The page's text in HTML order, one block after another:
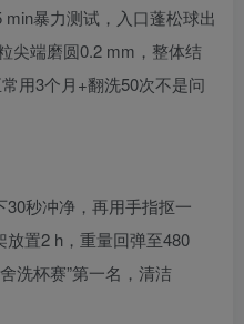
暴力测试，入口蓬松球出
尖端磨圆0.2 mm，整体结
用3个月+翻洗50次不是问
30秒冲净，再用手指抠一
置2 h，重量回弹至480
洗杯赛”第一名，清洁